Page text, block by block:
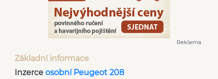
Reklama
Základní informace
Inzerce osobní Peugeot 208